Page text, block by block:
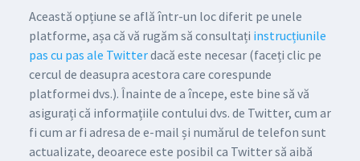
Această opțiune se află într-un loc diferit pe unele
platforme, așa că vă rugăm să consultați instrucțiunile
pas cu pas ale Twitterdacă este necesar (faceți clic pe
cercul de deasupra acestora care corespunde
platformei dvs.). Înainte de a începe, este bine să vă
asigurați că informațiile contului dvs. de Twitter, cum ar
fi cum ar fi adresa de e-mail și numărul de telefon sunt
actualizate, deoarece este posibil ca Twitter să aibă